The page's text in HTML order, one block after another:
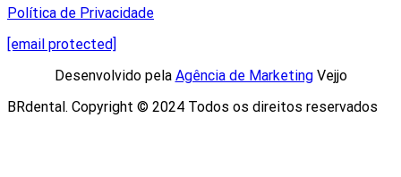
Política de Privacidade
[email protected]
Desenvolvido pela Agência de MarketingVejjo​
BRdental. Copyright © 2024 Todos os direitos reservados